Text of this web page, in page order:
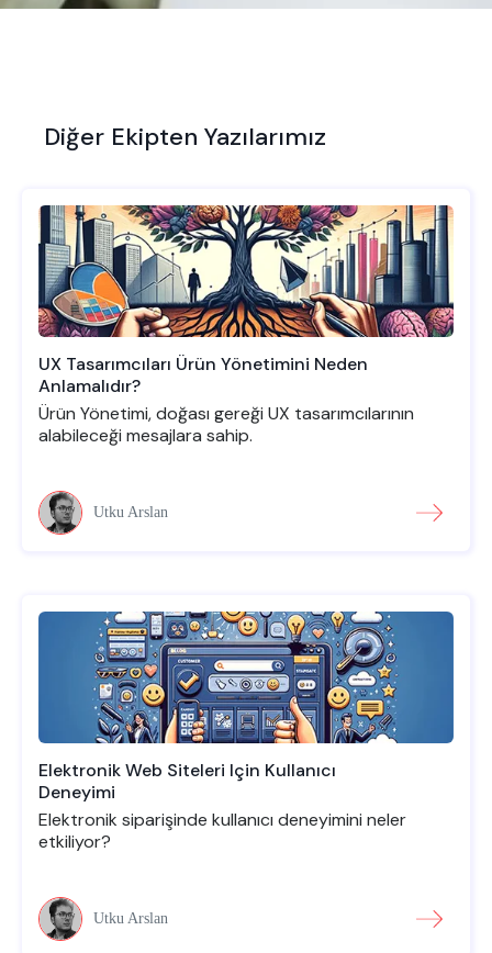
Diğer Ekipten Yazılarımız
UX Tasarımcıları Ürün Yönetimini Neden
Anlamalıdır?
Ürün Yönetimi, doğası gereği UX tasarımcılarının
alabileceği mesajlara sahip.
Utku Arslan
Elektronik Web Siteleri Için Kullanıcı
Deneyimi
Elektronik siparişinde kullanıcı deneyimini neler
etkiliyor?
Utku Arslan